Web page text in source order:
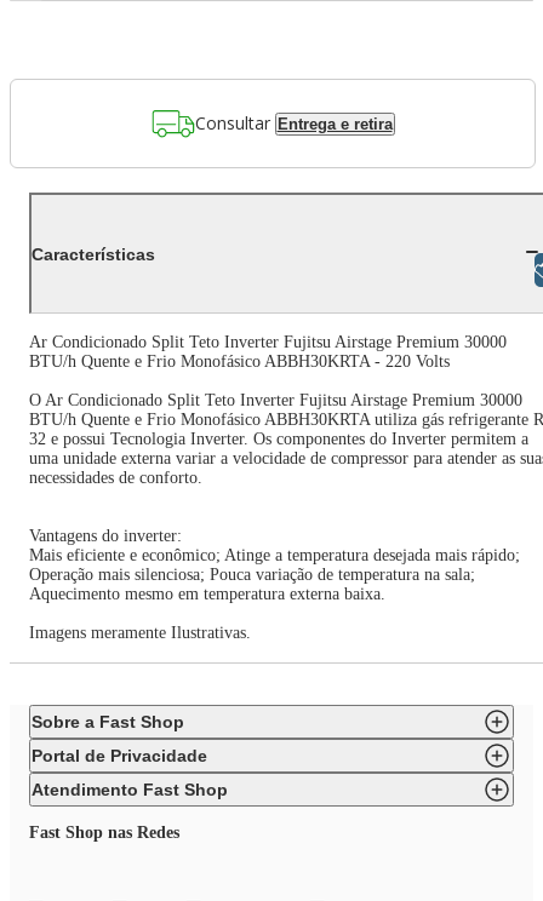
Consultar Entrega e retira
Características
Ar Condicionado Split Teto Inverter Fujitsu Airstage Premium 30000
BTU/h Quente e Frio Monofásico ABBH30KRTA - 220 Volts
O Ar Condicionado Split Teto Inverter Fujitsu Airstage Premium 30000
BTU/h Quente e Frio Monofásico ABBH30KRTA utiliza gás refrigerante
32 e possui Tecnologia Inverter. Os componentes do Inverter permitem a
uma unidade externa variar a velocidade de compressor para atender as
necessidades de conforto.
Vantagens do inverter:
Mais eficiente e econômico; Atinge a temperatura desejada mais rápido;
Operação mais silenciosa; Pouca variação de temperatura na sala;
Aquecimento mesmo em temperatura externa baixa.
Imagens meramente Ilustrativas.
Sobre a Fast Shop
Portal de Privacidade
Atendimento Fast Shop
Fast Shop nas Redes